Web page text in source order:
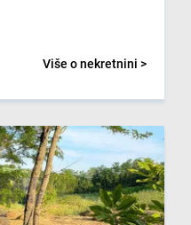
Više o nekretnini >